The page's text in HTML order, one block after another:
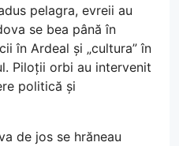
pelagra, evreii au
se bea până în
în Ardeal și „cultura” în
Piloții orbi au intervenit
politică și
de jos se hrăneau